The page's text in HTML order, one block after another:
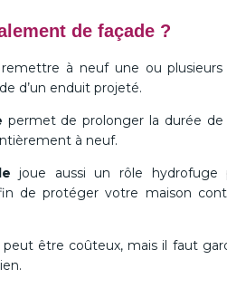
de façade ?
à neuf une ou plusieurs
d’un enduit projeté.
permet de prolonger la durée
à neuf.
joue aussi un rôle hydrofuge
de protéger votre maison
peut être coûteux, mais il faut